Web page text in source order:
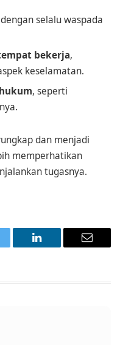
selalu waspada
bekerja,
keselamatan.
, seperti
dan menjadi
memperhatikan
tugasnya.
LinkedIn Email